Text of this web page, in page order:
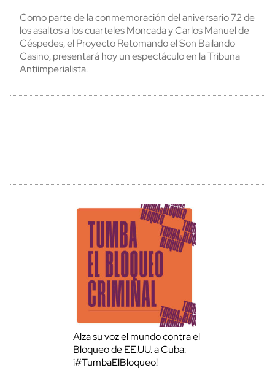
Como parte de la conmemoración del aniversario 72 de
los asaltos a los cuarteles Moncada y Carlos Manuel de
Céspedes, el Proyecto Retomando el Son Bailando
Casino, presentará hoy un espectáculo en la Tribuna
Antiimperialista.
Alza su voz el mundo contra el
Bloqueo de EE.UU. a Cuba:
¡#TumbaElBloqueo!